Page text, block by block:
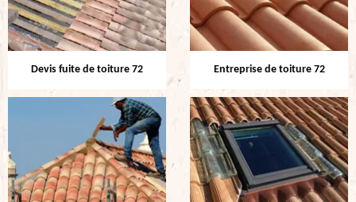
Devis fuite de toiture 72 Entreprise de toiture 72